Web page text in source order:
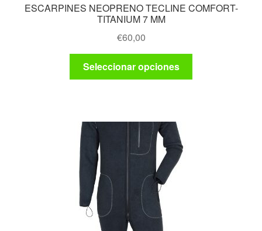
ESCARPINES NEOPRENO TECLINE COMFORT-
TITANIUM 7 MM
€60,00
Seleccionar opciones